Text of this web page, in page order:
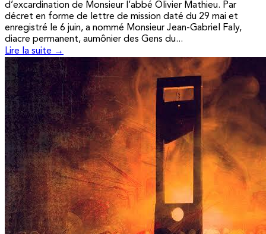
d’excardination de Monsieur l’abbé Olivier Mathieu. Par
décret en forme de lettre de mission daté du 29 mai et
enregistré le 6 juin, a nommé Monsieur Jean-Gabriel Faly,
diacre permanent, aumônier des Gens du...
Lire la suite →